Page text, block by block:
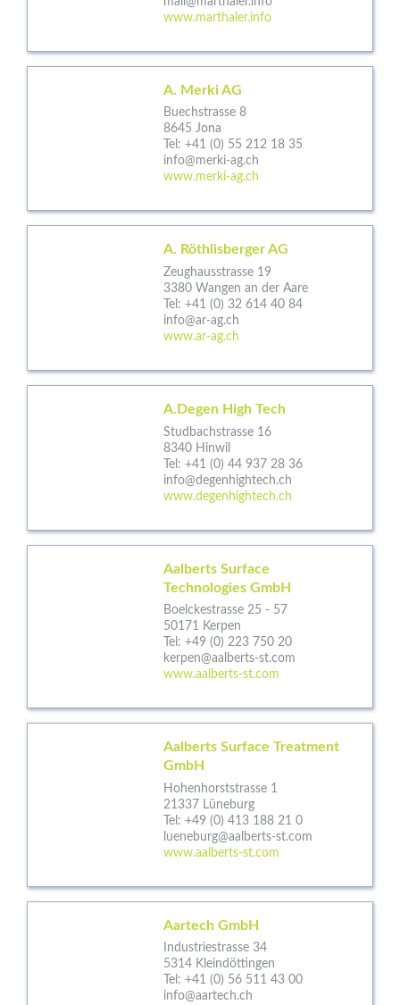
www.marthaler.info
A. Merki AG
Buechstrasse 8
8645 Jona
Tel: +41 (0) 55 212 18 35
info@merki-ag.ch
www.merki-ag.ch
A. Röthlisberger AG
Zeughausstrasse 19
3380 Wangen an der Aare
Tel: +41 (0) 32 614 40 84
info@ar-ag.ch
www.ar-ag.ch
A.Degen High Tech
Studbachstrasse 16
8340 Hinwil
Tel: +41 (0) 44 937 28 36
info@degenhightech.ch
www.degenhightech.ch
Aalberts Surface
Technologies GmbH
Boelckestrasse 25 - 57
50171 Kerpen
Tel: +49 (0) 223 750 20
kerpen@aalberts-st.com
www.aalberts-st.com
Aalberts Surface Treatment
GmbH
Hohenhorststrasse 1
21337 Lüneburg
Tel: +49 (0) 413 188 21 0
lueneburg@aalberts-st.com
www.aalberts-st.com
Aartech GmbH
Industriestrasse 34
5314 Kleindöttingen
Tel: +41 (0) 56 511 43 00
info@aartech.ch